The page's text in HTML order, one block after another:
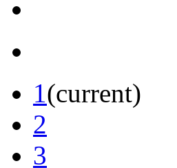
1(current)
2
3